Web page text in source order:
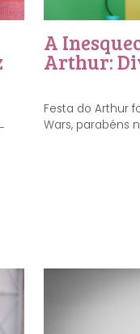
A
Arthur:
Festa do Arthur
Wars, parabéns